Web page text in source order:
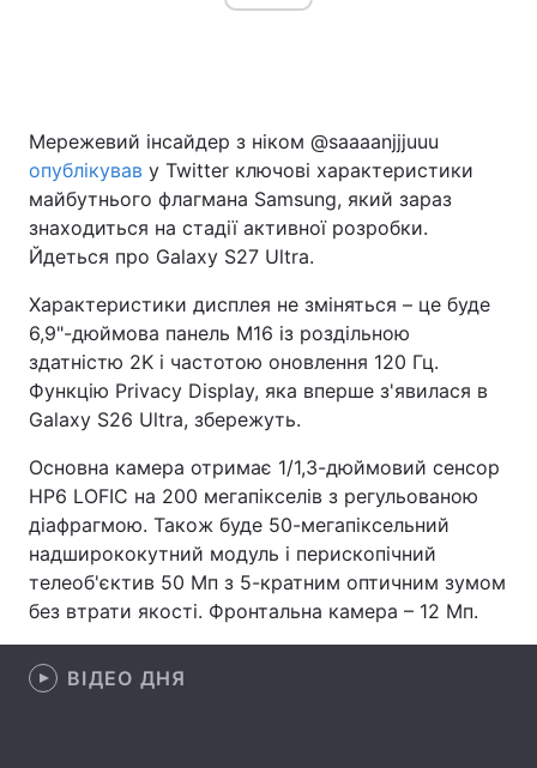
Економіка Світ
Спорт Наука
Техно і зв'язок Лайт
Зброя Інциденти
Здоров'я Туризм
Цікавинки Погода
Екологія Регіони
Лонгріди
Мережевий інсайдер з ніком @saaaanjjjuuu
опублікував у Twitter ключові характеристики
майбутнього флагмана Samsung, який зараз
знаходиться на стадії активної розробки.
Йдеться про Galaxy S27 Ultra.
Характеристики дисплея не зміняться – це буде
6,9"-дюймова панель M16 із роздільною
здатністю 2K і частотою оновлення 120 Гц.
Функцію Privacy Display, яка вперше з'явилася в
Galaxy S26 Ultra, збережуть.
Основна камера отримає 1/1,3-дюймовий сенсор
HP6 LOFIC на 200 мегапікселів з регульованою
діафрагмою. Також буде 50-мегапіксельний
надширококутний модуль і перископічний
телеоб'єктив 50 Мп з 5-кратним оптичним зумом
без втрати якості. Фронтальна камера – 12 Мп.
ВІДЕО ДНЯ